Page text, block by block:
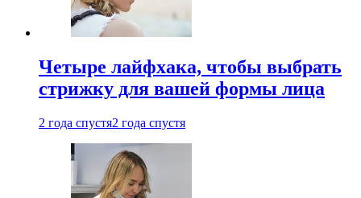
Четыре лайфхака, чтобы выбрать
стрижку для вашей формы лица
2 года спустя2 года спустя